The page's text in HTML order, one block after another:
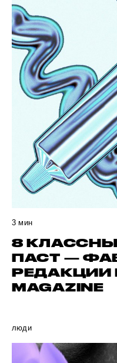
3 мин
8
ПАСТ —
РЕДАКЦИИ
MAGAZINE
люди